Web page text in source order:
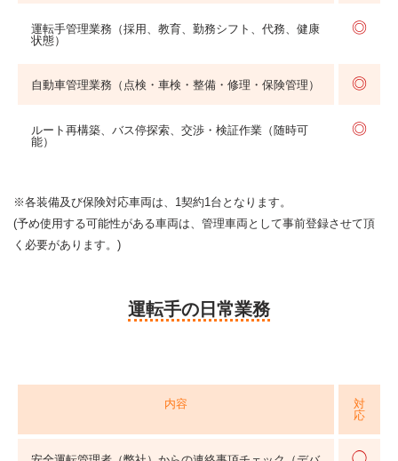
運転手管理業務（採用、教育、勤務シフト、代務、健康
状態）
◎
自動車管理業務（点検・車検・整備・修理・保険管理） ◎
ルート再構築、バス停探索、交渉・検証作業（随時可
能）
◎
※各装備及び保険対応車両は、1契約1台となります。
(予め使用する可能性がある車両は、管理車両として事前登録させて頂
く必要があります。)
運転手の日常業務
内容
対
応